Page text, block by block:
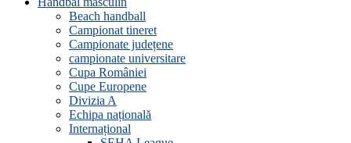
Beach handball
Campionat tineret
Campionate județene
campionate universitare
Cupa României
Cupe Europene
Divizia A
Echipa națională
Internațional